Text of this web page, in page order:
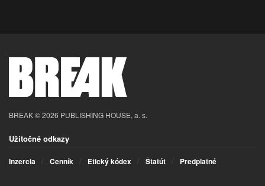
BREAK © 2026 PUBLISHING HOUSE, a. s.
Užitočné odkazy
Inzercia Cenník Etický kódex Štatút Predplatné